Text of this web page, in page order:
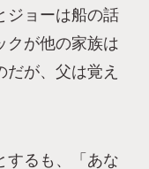
ジョーは船の話
クが他の家族は
が、父は覚え
するも、「あな